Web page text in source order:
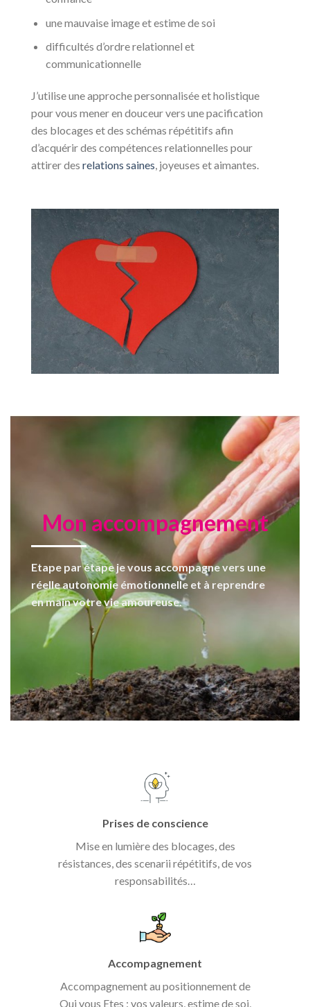
une mauvaise image et estime de soi
difficultés d’ordre relationnel et
communicationnelle
J’utilise une approche personnalisée et holistique
pour vous mener en douceur vers une pacification
des blocages et des schémas répétitifs afin
d’acquérir des compétences relationnelles pour
attirer des relations saines, joyeuses et aimantes.
Mon accompagnement
Etape par étape je vous accompagne vers une
réelle autonomie émotionnelle et à reprendre
en main votre vie amoureuse.
Prises de conscience
Mise en lumière des blocages, des
résistances, des scenarii répétitifs, de vos
responsabilités…
Accompagnement
Accompagnement au positionnement de
Qui vous Etes : vos valeurs, estime de soi,